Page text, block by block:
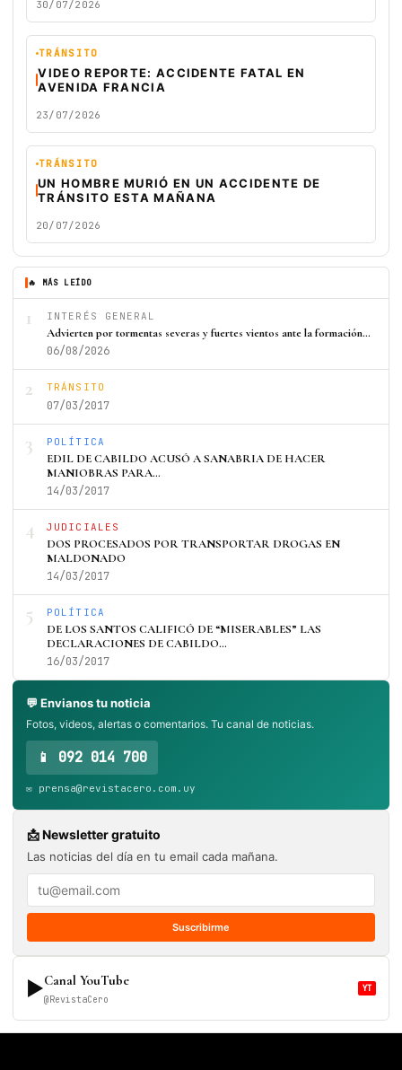
30/07/2026
TRÁNSITO
VIDEO REPORTE: ACCIDENTE FATAL EN
AVENIDA FRANCIA
23/07/2026
TRÁNSITO
UN HOMBRE MURIÓ EN UN ACCIDENTE DE
TRÁNSITO ESTA MAÑANA
20/07/2026
🔥 MÁS LEÍDO
1 INTERÉS GENERAL
Advierten por tormentas severas y fuertes vientos ante la formación…
06/08/2026
2 TRÁNSITO
07/03/2017
3 POLÍTICA
EDIL DE CABILDO ACUSÓ A SANABRIA DE HACER
MANIOBRAS PARA…
14/03/2017
4 JUDICIALES
DOS PROCESADOS POR TRANSPORTAR DROGAS EN
MALDONADO
14/03/2017
5 POLÍTICA
DE LOS SANTOS CALIFICÓ DE “MISERABLES” LAS
DECLARACIONES DE CABILDO…
16/03/2017
💬 Envianos tu noticia
Fotos, videos, alertas o comentarios. Tu canal de noticias.
📱 092 014 700
✉️ prensa@revistacero.com.uy
📩 Newsletter gratuito
Las noticias del día en tu email cada mañana.
Suscribirme
▶Canal YouTube
@RevistaCero
YT